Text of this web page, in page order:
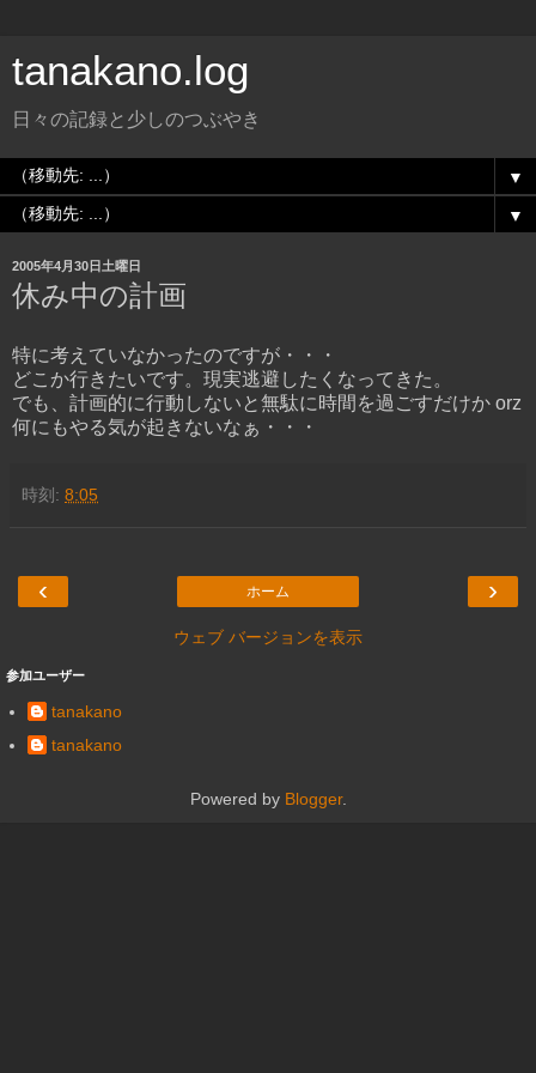
tanakano.log
日々の記録と少しのつぶやき
▼
▼
2005年4月30日土曜日
休み中の計画
特に考えていなかったのですが・・・
どこか行きたいです。現実逃避したくなってきた。
でも、計画的に行動しないと無駄に時間を過ごすだけか orz
何にもやる気が起きないなぁ・・・
時刻: 8:05
‹ ›
ホーム
ウェブ バージョンを表示
参加ユーザー
tanakano
tanakano
Powered by Blogger.